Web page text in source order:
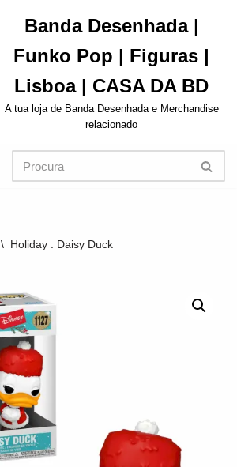
Banda Desenhada |
Funko Pop | Figuras |
Lisboa | CASA DA BD
A tua loja de Banda Desenhada e Merchandise
relacionado
\ Holiday : Daisy Duck